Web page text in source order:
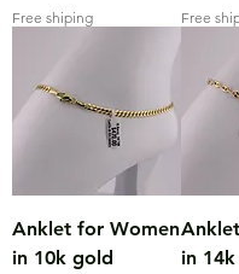
Free shiping Free
Anklet for Women
in 10k gold
in